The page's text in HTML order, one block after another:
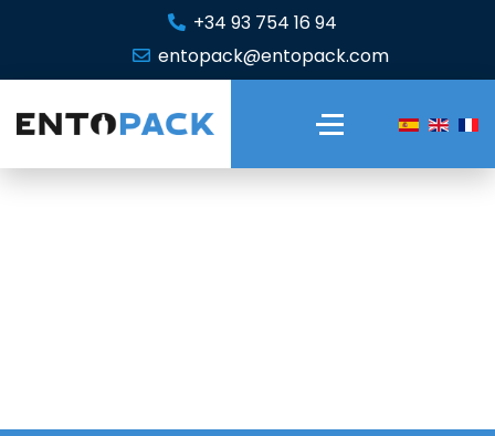
+34 93 754 16 94
entopack@entopack.com